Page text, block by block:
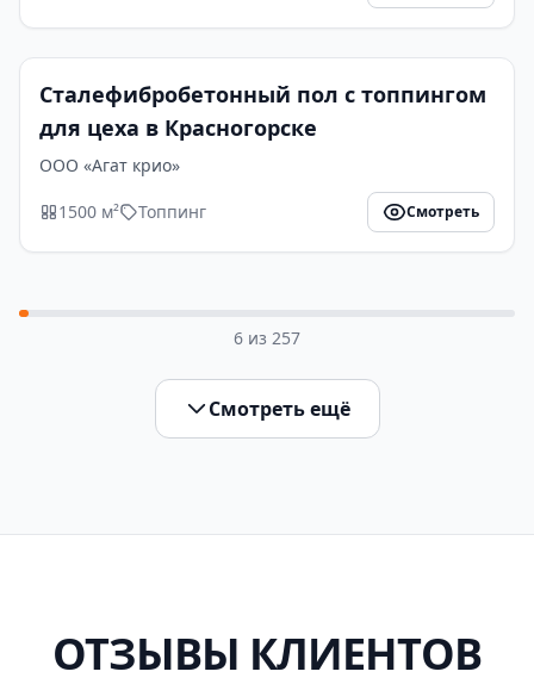
Сталефибробетонный пол с топпингом
для цеха в Красногорске
ООО «Агат крио»
1500 м² Топпинг Смотреть
6 из 257
Смотреть ещё
ОТЗЫВЫ КЛИЕНТОВ